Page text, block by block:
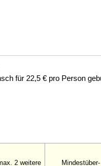
für 22,5 € pro Person
2 weitere
Mindestüber-